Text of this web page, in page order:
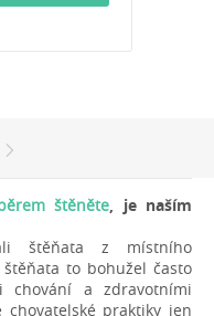
štěněte, je naším
štěňata z místního
to bohužel často
a zdravotními
chovatelské praktiky jen